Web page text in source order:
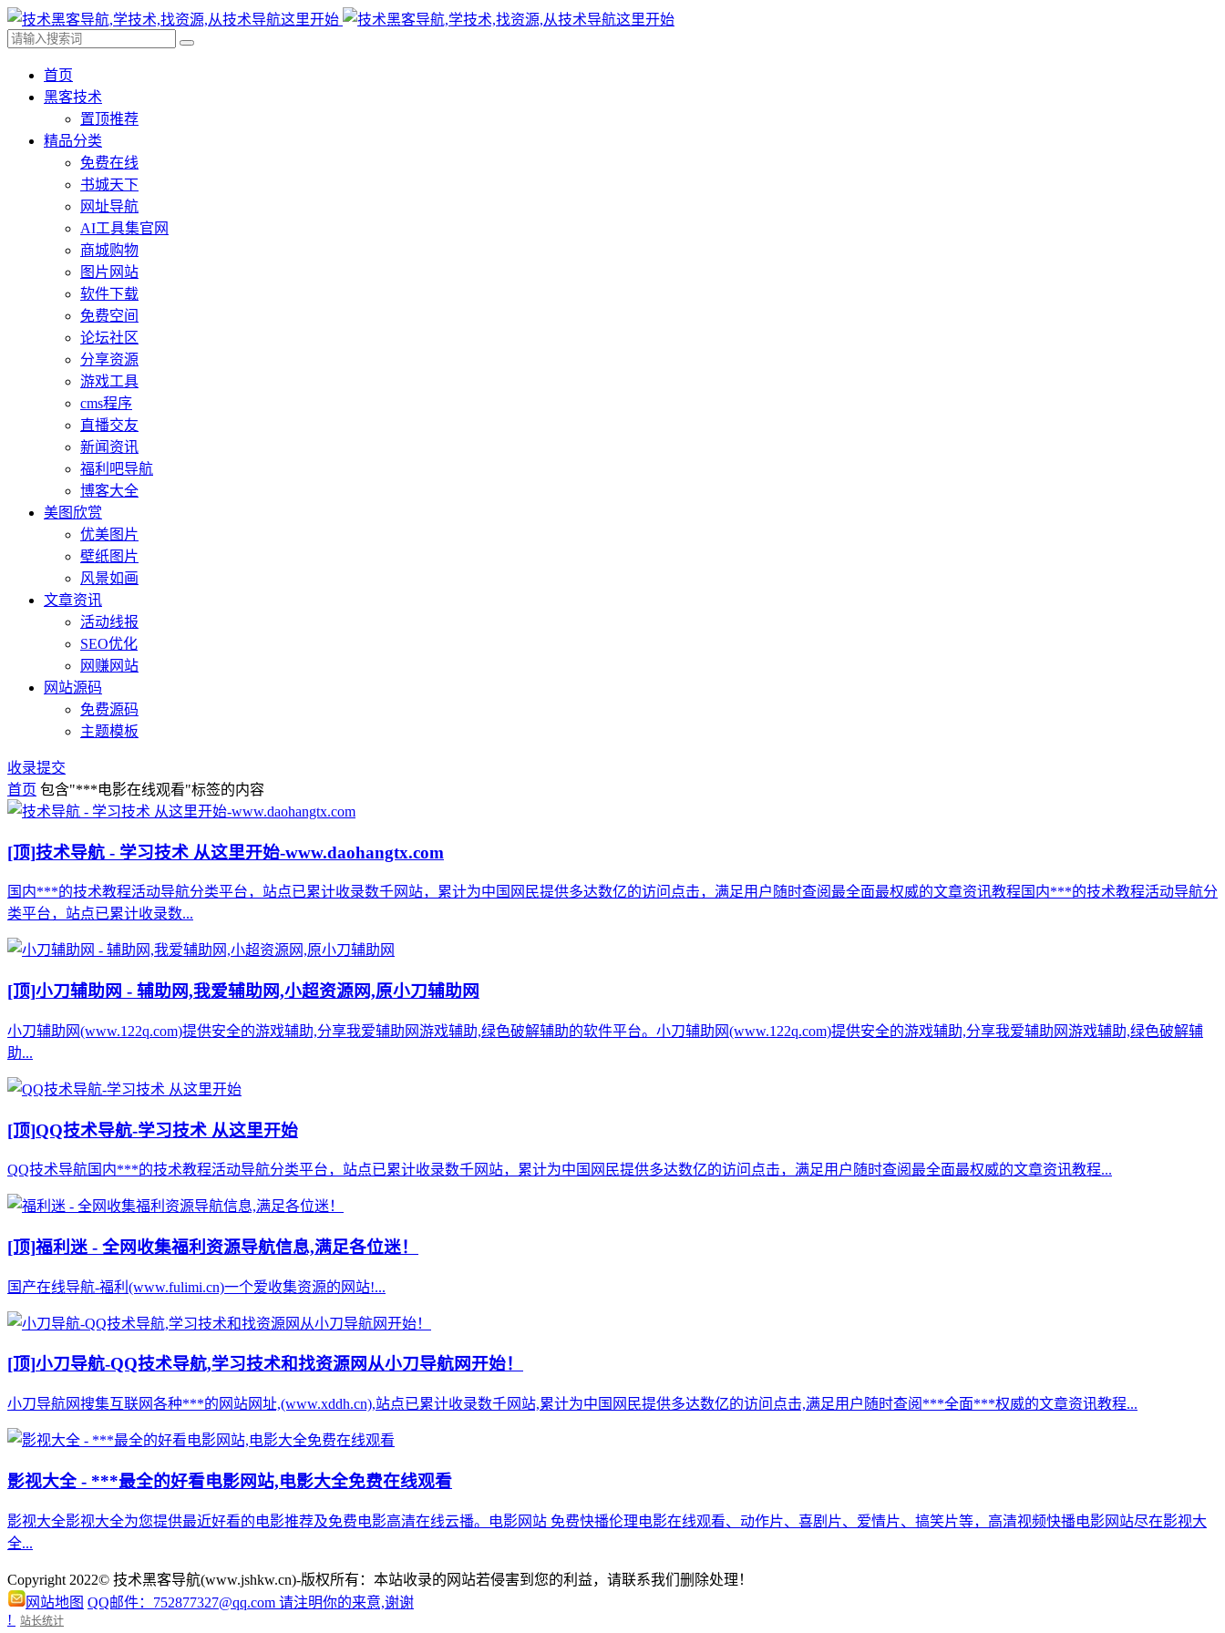
首页
黑客技术
置顶推荐
精品分类
免费在线
书城天下
网址导航
AI工具集官网
商城购物
图片网站
软件下载
免费空间
论坛社区
分享资源
游戏工具
cms程序
直播交友
新闻资讯
福利吧导航
博客大全
美图欣赏
优美图片
壁纸图片
风景如画
文章资讯
活动线报
SEO优化
网赚网站
网站源码
免费源码
主题模板
收录提交
首页 包含"***电影在线观看"标签的内容
[顶]技术导航 - 学习技术 从这里开始-www.daohangtx.com
国内***的技术教程活动导航分类平台，站点已累计收录数千网站，累计为中国网民提供多达数亿的访问点击，满足用户随时查阅最全面最权威的文章资讯教程国内***的技术教程活动导航分
类平台，站点已累计收录数...
[顶]小刀辅助网 - 辅助网,我爱辅助网,小超资源网,原小刀辅助网
小刀辅助网(www.122q.com)提供安全的游戏辅助,分享我爱辅助网游戏辅助,绿色破解辅助的软件平台。小刀辅助网(www.122q.com)提供安全的游戏辅助,分享我爱辅助网游戏辅助,绿色破解辅
助...
[顶]QQ技术导航-学习技术 从这里开始
QQ技术导航国内***的技术教程活动导航分类平台，站点已累计收录数千网站，累计为中国网民提供多达数亿的访问点击，满足用户随时查阅最全面最权威的文章资讯教程...
[顶]福利迷 - 全网收集福利资源导航信息,满足各位迷！
国产在线导航-福利(www.fulimi.cn)一个爱收集资源的网站!...
[顶]小刀导航-QQ技术导航,学习技术和找资源网从小刀导航网开始！
小刀导航网搜集互联网各种***的网站网址,(www.xddh.cn),站点已累计收录数千网站,累计为中国网民提供多达数亿的访问点击,满足用户随时查阅***全面***权威的文章资讯教程...
影视大全 - ***最全的好看电影网站,电影大全免费在线观看
影视大全影视大全为您提供最近好看的电影推荐及免费电影高清在线云播。电影网站 免费快播伦理电影在线观看、动作片、喜剧片、爱情片、搞笑片等，高清视频快播电影网站尽在影视大
全...
Copyright 2022© 技术黑客导航(www.jshkw.cn)-版权所有：本站收录的网站若侵害到您的利益，请联系我们删除处理！
网站地图 QQ邮件：752877327@qq.com 请注明你的来意,谢谢
!
站长统计